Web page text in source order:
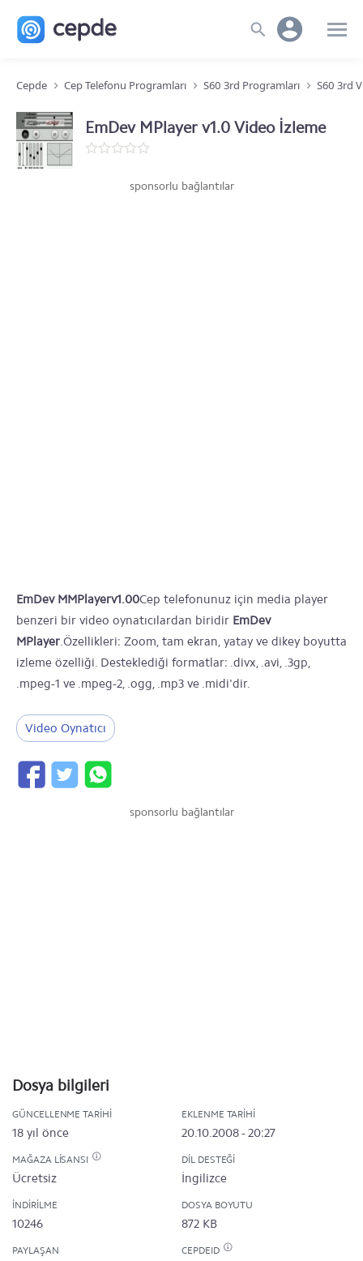
Cepde Cep Telefonu Programları S60 3rd Programları S60 3rd
EmDev MPlayer v1.0 Video İzleme
sponsorlu bağlantılar
EmDev MMPlayerv1.00Cep telefonunuz için media player
benzeri bir video oynatıcılardan biridir EmDev
MPlayer.Özellikleri: Zoom, tam ekran, yatay ve dikey boyutta
izleme özelliği. Desteklediği formatlar: .divx, .avi, .3gp,
.mpeg-1 ve .mpeg-2, .ogg, .mp3 ve .midi'dir.
Video Oynatıcı
sponsorlu bağlantılar
Dosya bilgileri
GÜNCELLENME TARIHI
18 yıl önce
EKLENME TARIHI
20.10.2008 - 20:27
MAĞAZA LISANSI
Ücretsiz
DIL DESTEĞI
İngilizce
İNDIRILME
10246
DOSYA BOYUTU
872 KB
PAYLAŞAN CEPDEID